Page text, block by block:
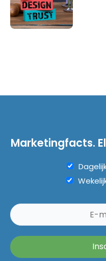
Marketingfacts.